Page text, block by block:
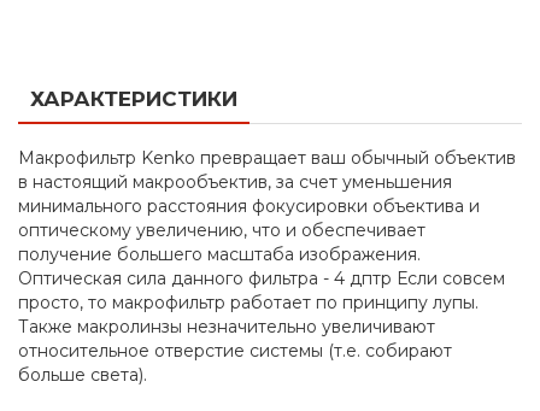
ХАРАКТЕРИСТИКИ
Макрофильтр Kenko превращает ваш обычный объектив
в настоящий макрообъектив, за счет уменьшения
минимального расстояния фокусировки объектива и
оптическому увеличению, что и обеспечивает
получение большего масштаба изображения.
Оптическая сила данного фильтра - 4 дптр Если совсем
просто, то макрофильтр работает по принципу лупы.
Также макролинзы незначительно увеличивают
относительное отверстие системы (т.е. собирают
больше света).